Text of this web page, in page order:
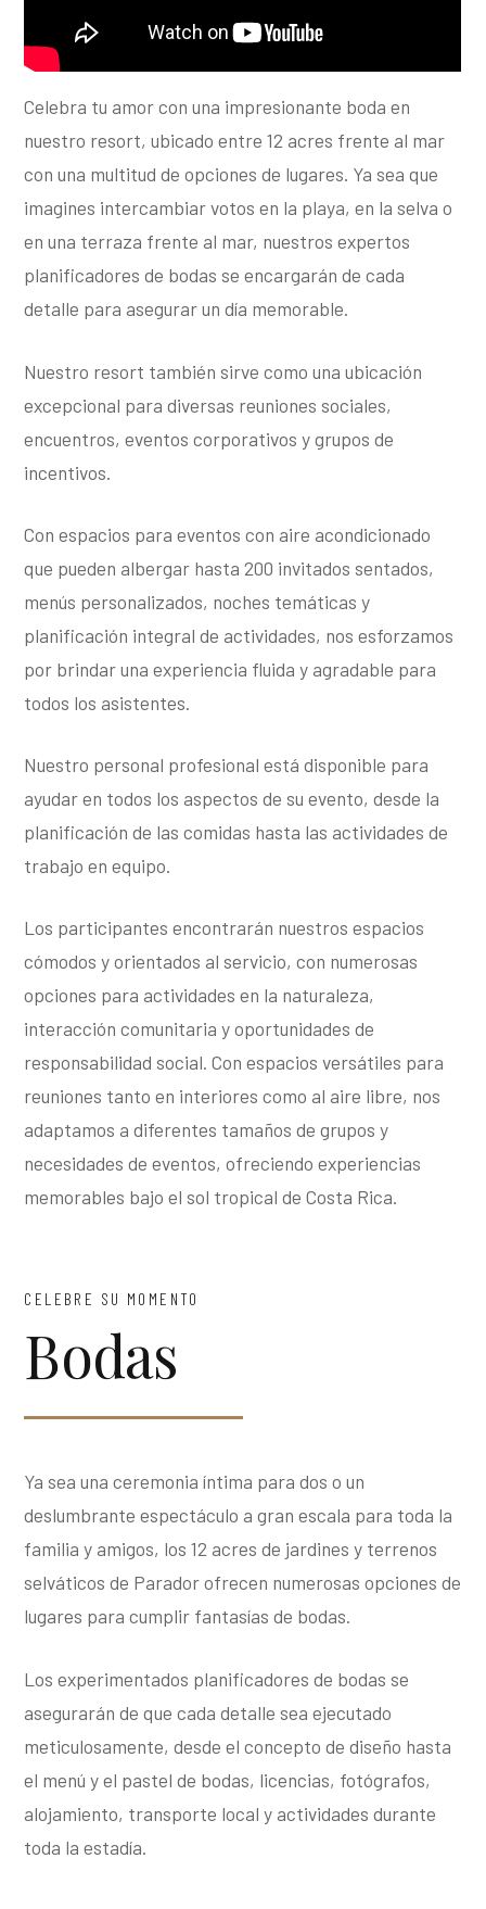
Celebra tu amor con una impresionante boda en
nuestro resort, ubicado entre 12 acres frente al mar
con una multitud de opciones de lugares. Ya sea que
imagines intercambiar votos en la playa, en la selva o
en una terraza frente al mar, nuestros expertos
planificadores de bodas se encargarán de cada
detalle para asegurar un día memorable.
Nuestro resort también sirve como una ubicación
excepcional para diversas reuniones sociales,
encuentros, eventos corporativos y grupos de
incentivos.
Con espacios para eventos con aire acondicionado
que pueden albergar hasta 200 invitados sentados,
menús personalizados, noches temáticas y
planificación integral de actividades, nos esforzamos
por brindar una experiencia fluida y agradable para
todos los asistentes.
Nuestro personal profesional está disponible para
ayudar en todos los aspectos de su evento, desde la
planificación de las comidas hasta las actividades de
trabajo en equipo.
Los participantes encontrarán nuestros espacios
cómodos y orientados al servicio, con numerosas
opciones para actividades en la naturaleza,
interacción comunitaria y oportunidades de
responsabilidad social. Con espacios versátiles para
reuniones tanto en interiores como al aire libre, nos
adaptamos a diferentes tamaños de grupos y
necesidades de eventos, ofreciendo experiencias
memorables bajo el sol tropical de Costa Rica.
CELEBRE SU MOMENTO
Bodas
Ya sea una ceremonia íntima para dos o un
deslumbrante espectáculo a gran escala para toda la
familia y amigos, los 12 acres de jardines y terrenos
selváticos de Parador ofrecen numerosas opciones de
lugares para cumplir fantasías de bodas.
Los experimentados planificadores de bodas se
asegurarán de que cada detalle sea ejecutado
meticulosamente, desde el concepto de diseño hasta
el menú y el pastel de bodas, licencias, fotógrafos,
alojamiento, transporte local y actividades durante
toda la estadía.